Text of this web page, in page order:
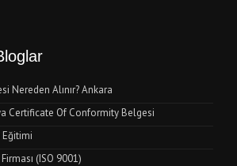
Nereden Alınır? Ankara
Certificate Of Conformity Belgesi
Eğitimi
(ISO 9001)